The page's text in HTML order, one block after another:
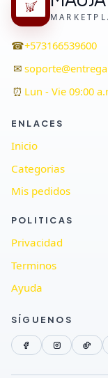
☎+573166539600
✉
⏰ Lun - Vie 09:00
ENLACES
Inicio
Categorias
Mis pedidos
POLITICAS
Privacidad
Terminos
Ayuda
SÍGUENOS